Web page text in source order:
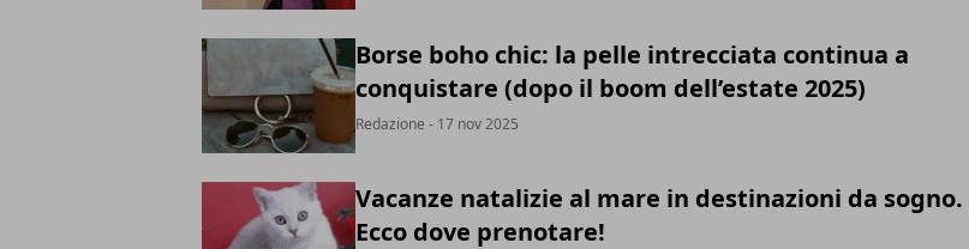
Borse boho chic: la pelle intrecciata continua a
conquistare (dopo il boom dell’estate 2025)
Redazione - 17 nov 2025
Vacanze natalizie al mare in destinazioni da sogno.
Ecco dove prenotare!